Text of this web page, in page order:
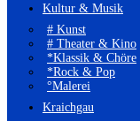
Kultur & Musik
# Kunst
# Theater & Kino
*Klassik & Chöre
*Rock & Pop
°Malerei
Kraichgau